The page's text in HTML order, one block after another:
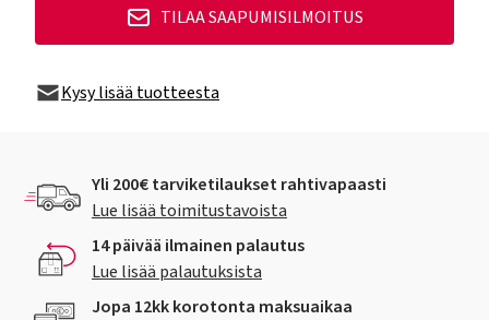
TILAA SAAPUMISILMOITUS
Kysy lisää tuotteesta
Yli 200€ tarviketilaukset rahtivapaasti
Lue lisää toimitustavoista
14 päivää ilmainen palautus
Lue lisää palautuksista
Jopa 12kk korotonta maksuaikaa